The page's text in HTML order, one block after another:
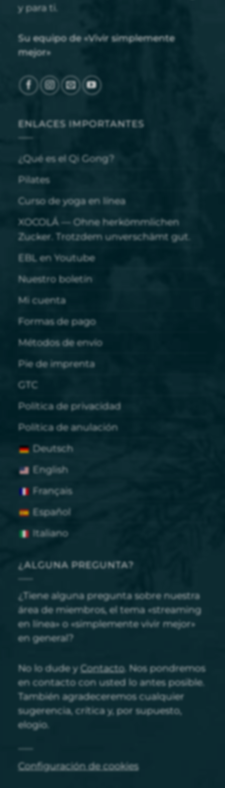
y para ti.
Su equipo de «Vivir simplemente
mejor»
ENLACES IMPORTANTES
¿Qué es el Qi Gong?
Pilates
Curso de yoga en línea
XOCOLÁ — Ohne herkömmlichen
Zucker. Trotzdem unverschämt gut.
EBL en Youtube
Nuestro boletín
Mi cuenta
Formas de pago
Métodos de envío
Pie de imprenta
GTC
Política de privacidad
Política de anulación
Deutsch
English
Français
Español
Italiano
¿ALGUNA PREGUNTA?
¿Tiene alguna pregunta sobre nuestra
área de miembros, el tema «streaming
en línea» o «simplemente vivir mejor»
en general?
No lo dude yContacto. Nos pondremos
en contacto con usted lo antes posible.
También agradeceremos cualquier
sugerencia, crítica y, por supuesto,
elogio.
Configuración de cookies